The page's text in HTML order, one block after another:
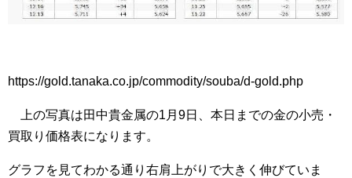
https://gold.tanaka.co.jp/commodity/souba/d-gold.php
上の写真は田中貴金属の1月9日、本日までの金の小売・
買取り価格表になります。
グラフを見てわかる通り右肩上がりで大きく伸びていま